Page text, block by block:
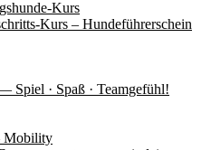
Kurs
Kurs – Hundeführerschein
Spiel · Spaß · Teamgefühl!
Mobility